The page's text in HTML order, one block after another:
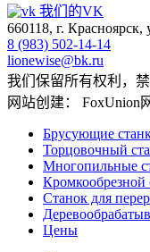
我们的VK
660118, г.
8 (983) 502-14-14
lionewise@bk.ru
我们保留所有权利，
网站创建： FoxUnion
Брусующие
Торцовочный
Многопильные
Кромкообрезной
Станок для
Цены